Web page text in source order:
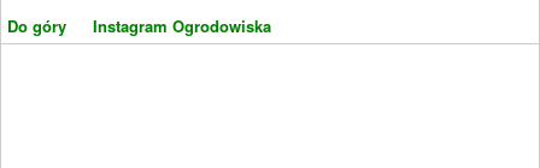
Do góry
Instagram Ogrodowiska